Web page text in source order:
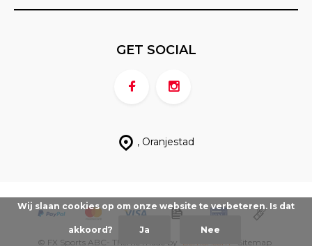
, Oranjestad
GET SOCIAL
© FX Sports ABC - Theme made by Sitemap
Wij slaan cookies op om onze website te verbeteren. Is dat
akkoord? Ja Nee